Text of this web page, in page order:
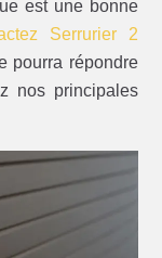
est une bonne
Serrurier 2
pourra répondre
nos principales